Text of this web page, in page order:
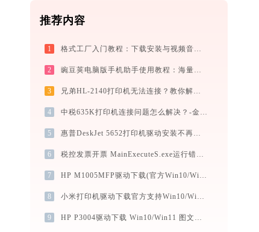
推荐内容
1 格式工厂入门教程：下载安装与视频音频转换详解
2 豌豆荚电脑版手机助手使用教程：海量应用一键发掘，电脑轻松管理安卓手机
3 兄弟HL-2140打印机无法连接？教你解决方法！-金山毒霸
4 中税635K打印机连接问题怎么解决？-金山毒霸
5 惠普DeskJet 5652打印机驱动安装不再难，跟着这些步骤一学就会
6 税控发票开票 MainExecuteS.exe运行错误提示0xc000000d的解决办法
7 HP M1005MFP驱动下载(官方Win10/Win11)
8 小米打印机驱动下载官方支持Win10/Win11
9 HP P3004驱动下载 Win10/Win11 图文安装教程